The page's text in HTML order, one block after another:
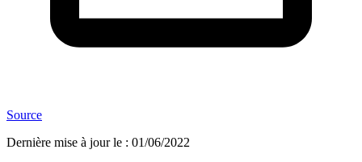
Source
Dernière mise à jour le : 01/06/2022